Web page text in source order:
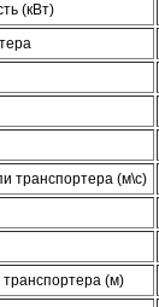
(кВт)
транспортера (м\с)
транспортера (м)